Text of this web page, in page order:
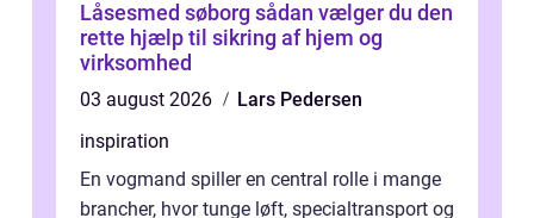
Låsesmed søborg sådan vælger du den
rette hjælp til sikring af hjem og
virksomhed
03 august 2026
Lars Pedersen
inspiration
En vogmand spiller en central rolle i mange
brancher, hvor tunge løft, specialtransport og